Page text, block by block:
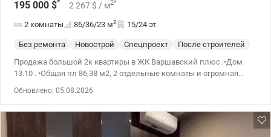
195 000 $* 2 267 $ / м2*
2 комнаты 86/36/23 м2 15/24 эт.
Без ремонта Новострой Спецпроект
После строителей
Продажа большой 2к квартиры в ЖК Варшавский плюс. •Дом
13.10 . •Общая пл 86,38 м2, 2 отдельные комнаты и огромная
строителей установлены качественные окна, броне дверь,
радиаторы, счетчики. Выполнен качественный ремонт с
Обновлено: 05.08.2026